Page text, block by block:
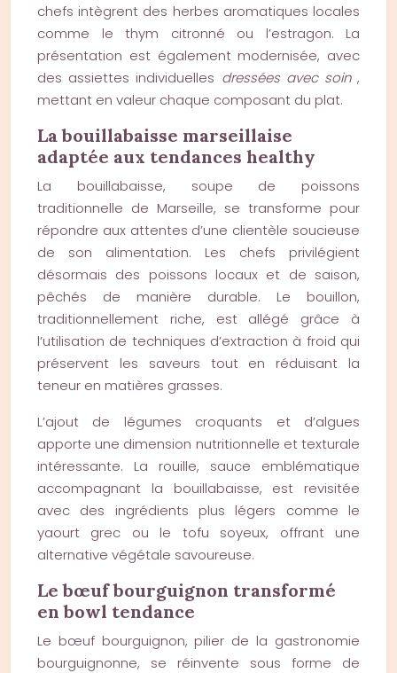
chefs intègrent des herbes aromatiques locales
comme le thym citronné ou l’estragon. La
présentation est également modernisée, avec
des assiettes individuelles dressées avec soin ,
mettant en valeur chaque composant du plat.
La bouillabaisse marseillaise
adaptée aux tendances healthy
La bouillabaisse, soupe de poissons
traditionnelle de Marseille, se transforme pour
répondre aux attentes d’une clientèle soucieuse
de son alimentation. Les chefs privilégient
désormais des poissons locaux et de saison,
pêchés de manière durable. Le bouillon,
traditionnellement riche, est allégé grâce à
l’utilisation de techniques d’extraction à froid qui
préservent les saveurs tout en réduisant la
teneur en matières grasses.
L’ajout de légumes croquants et d’algues
apporte une dimension nutritionnelle et texturale
intéressante. La rouille, sauce emblématique
accompagnant la bouillabaisse, est revisitée
avec des ingrédients plus légers comme le
yaourt grec ou le tofu soyeux, offrant une
alternative végétale savoureuse.
Le bœuf bourguignon transformé
en bowl tendance
Le bœuf bourguignon, pilier de la gastronomie
bourguignonne, se réinvente sous forme de